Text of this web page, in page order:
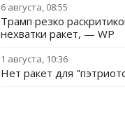
6 августа, 08:55
Трамп резко
нехватки ракет, — WP
1 августа, 10:36
Нет ракет для